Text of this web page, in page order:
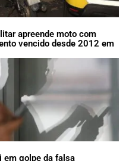
apreende moto com
vencido desde 2012 em
em golpe da falsa